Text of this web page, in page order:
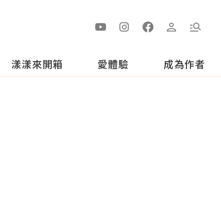
漾漾來開箱 愛體驗 成為作者